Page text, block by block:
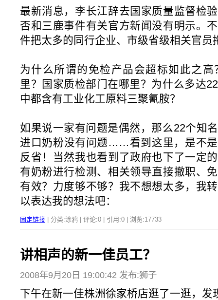
最新消息，李长江辞去国家质量监督检
否和三鹿事件有关官方新闻没有明示。
件把太多的同行企业、市级省级相关官员
为什么所谓的免检产品会超标如此之
里？国家质检部门在哪里？为什么多达
中都含有工业化工原料三聚氰胺？
如果说一家有问题是偶然，那么22个知
进口奶粉没有问题……看到这里，是不
反省！当然我也看到了政府也下了一定
有奶粉进行检测、相关领导直接撤职、
有效？力度够不够？我不想想太多，我
以表达我的想法吧：
固定链接 | 分类:涂鸦 | 评论:0 | 引用:0 | 浏览:17733
讲相声的新一佳员工？
2008年9月20日 19:00:42 发布:狮子
下午在新一佳株洲徐家桥店逛了一逛，发